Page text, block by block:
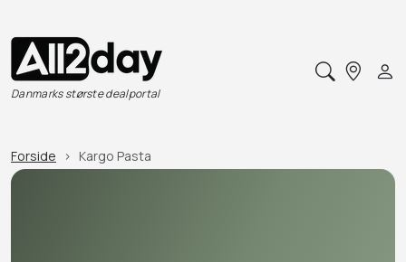
Danmarks største dealportal
Forside Kargo Pasta